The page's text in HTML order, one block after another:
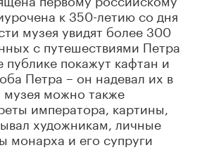
к 350-летию со дня
музея увидят более 300
с путешествиями Петра
публике покажут кафтан и
Петра – он надевал их в
музея можно также
императора, картины,
художникам, личные
монарха и его супруги